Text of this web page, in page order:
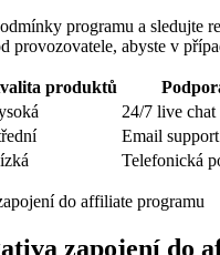
programu a sledujte
provozovatele, abyste v
produktů
24/7 live chat
Email support
Telefonická
zapojení do